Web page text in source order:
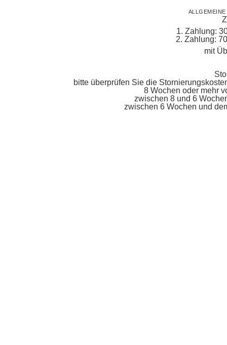
1. Zahlung:
2. Zahlung:
mit
bitte überprüfen Sie die
8 Wochen oder mehr
zwischen 8 und 6
zwischen 6 Wochen und